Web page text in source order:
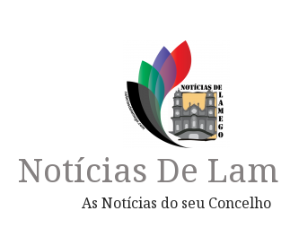
Notícias De
As Notícias do seu Concelho